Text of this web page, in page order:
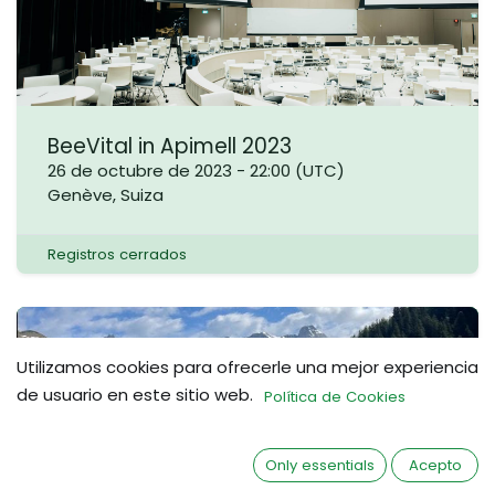
BeeVital in Apimell 2023
26 de octubre de 2023 - 22:00 (UTC)
Genève,Suiza
Registros cerrados
ENE.
25
Utilizamos cookies para ofrecerle una mejor experiencia
de usuario en este sitio web. Política de Cookies
Only essentials Acepto